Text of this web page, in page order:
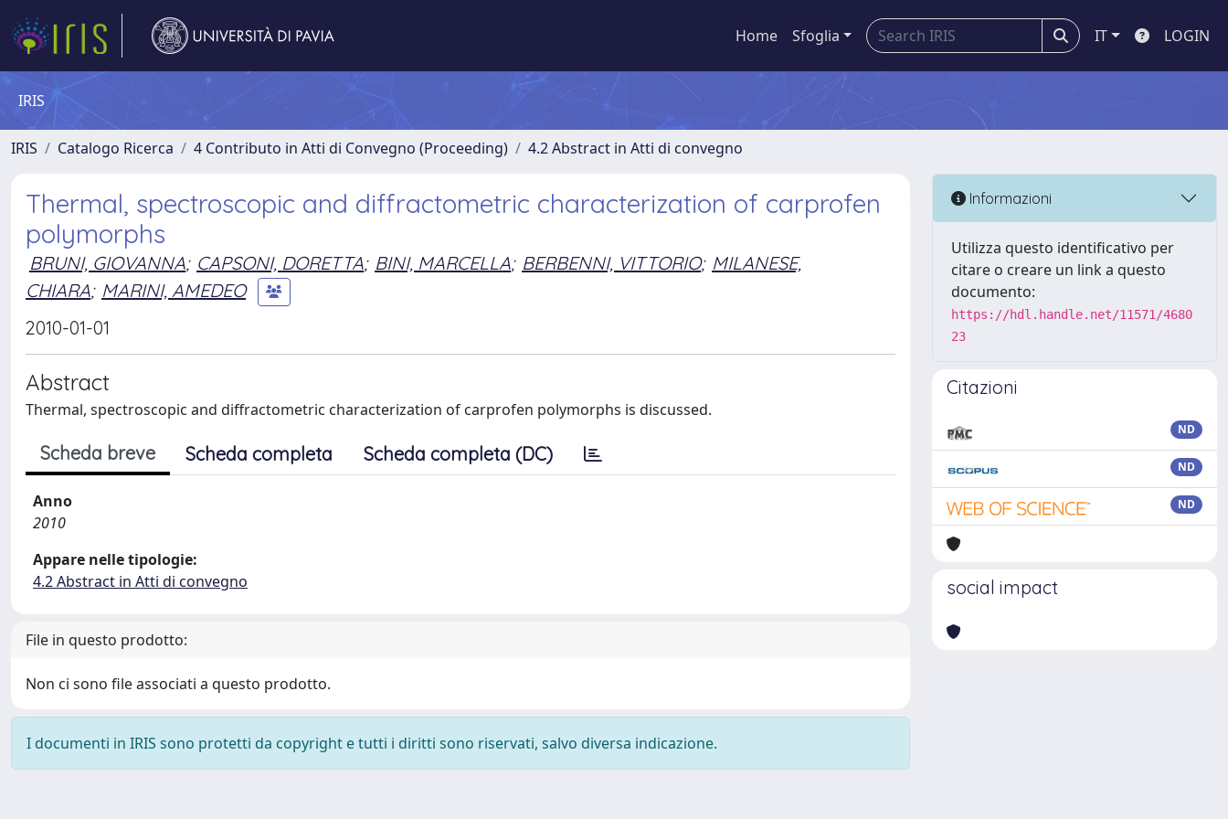
Home Sfoglia IT LOGIN
IRIS
IRIS Catalogo Ricerca 4 Contributo in Atti di Convegno (Proceeding) 4.2 Abstract in Atti di convegno
Thermal, spectroscopic and diffractometric characterization of carprofen
polymorphs
BRUNI, GIOVANNA; CAPSONI, DORETTA; BINI, MARCELLA; BERBENNI, VITTORIO; MILANESE,
CHIARA; MARINI, AMEDEO
2010-01-01
Abstract
Thermal, spectroscopic and diffractometric characterization of carprofen polymorphs is discussed.
Scheda breve Scheda completa Scheda completa (DC)
Anno
2010
Appare nelle tipologie:
4.2 Abstract in Atti di convegno
File in questo prodotto:
Non ci sono file associati a questo prodotto.
I documenti in IRIS sono protetti da copyright e tutti i diritti sono riservati, salvo diversa indicazione.
Informazioni
Utilizza questo identificativo per
citare o creare un link a questo
documento:
https://hdl.handle.net/11571/4680
23
Citazioni
ND
ND
ND
social impact